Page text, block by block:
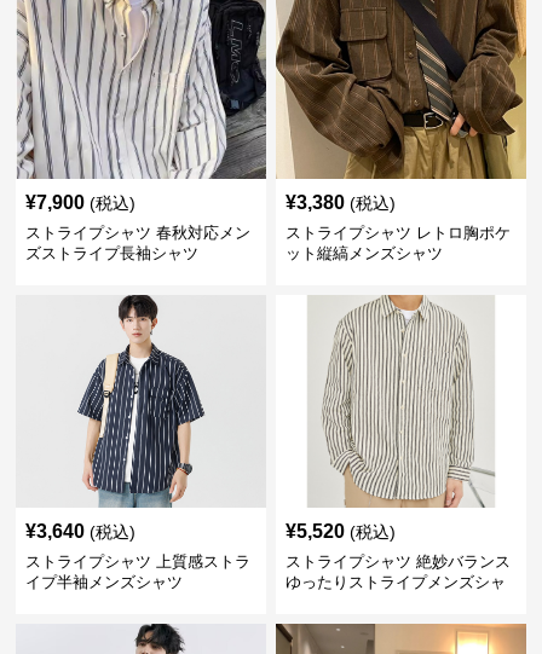
¥7,900 (税込)
ストライプシャツ 春秋対応メン
ズストライプ長袖シャツ
¥3,380 (税込)
ストライプシャツ レトロ胸ポケ
ット縦縞メンズシャツ
¥3,640 (税込)
ストライプシャツ 上質感ストラ
イプ半袖メンズシャツ
¥5,520 (税込)
ストライプシャツ 絶妙バランス
ゆったりストライプメンズシャ